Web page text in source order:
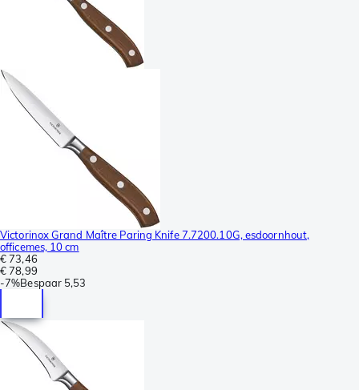
Victorinox Grand Maître Paring Knife 7.7200.10G, esdoornhout,
officemes, 10 cm
€ 73,46
€ 78,99
-7%Bespaar 5,53